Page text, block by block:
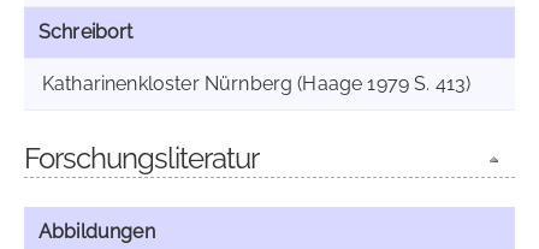
Schreibort
Katharinenkloster Nürnberg (Haage 1979 S. 413)
Forschungsliteratur
Abbildungen